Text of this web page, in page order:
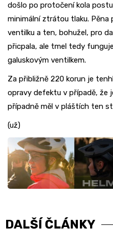
došlo po protočení kola
minimální ztrátou tlaku. Pěna
ventilku a ten, bohužel, pro
přicpala, ale tmel tedy
galuskovým ventilkem.
Za přibližně 220 korun je
opravy defektu v případě, že
případně měl v pláštích ten
(už)
DALŠÍ ČLÁNKY